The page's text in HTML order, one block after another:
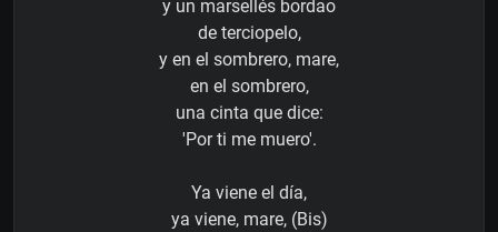
y un marsellés bordao
de terciopelo,
y en el sombrero, mare,
en el sombrero,
una cinta que dice:
'Por ti me muero'.
Ya viene el día,
ya viene, mare, (Bis)